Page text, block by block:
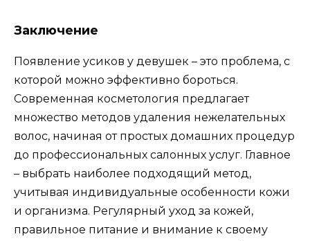
Заключение
Появление усиков у девушек – это проблема, с
которой можно эффективно бороться.
Современная косметология предлагает
множество методов удаления нежелательных
волос, начиная от простых домашних процедур
до профессиональных салонных услуг. Главное
– выбрать наиболее подходящий метод,
учитывая индивидуальные особенности кожи
и организма. Регулярный уход за кожей,
правильное питание и внимание к своему